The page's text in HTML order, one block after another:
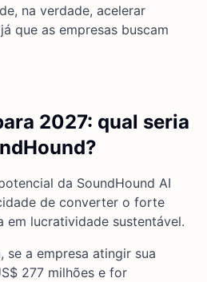
na verdade, acelerar
que as empresas buscam
2027: qual seria
da SoundHound AI
de converter o forte
em lucratividade sustentável.
se a empresa atingir sua
277 milhões e for